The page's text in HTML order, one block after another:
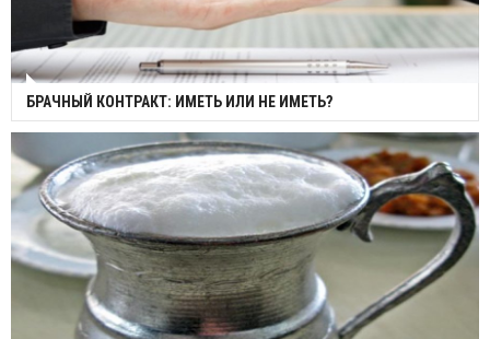
БРАЧНЫЙ КОНТРАКТ: ИМЕТЬ ИЛИ НЕ ИМЕТЬ?